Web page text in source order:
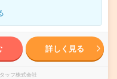
詳しく見る
ッフ株式会社